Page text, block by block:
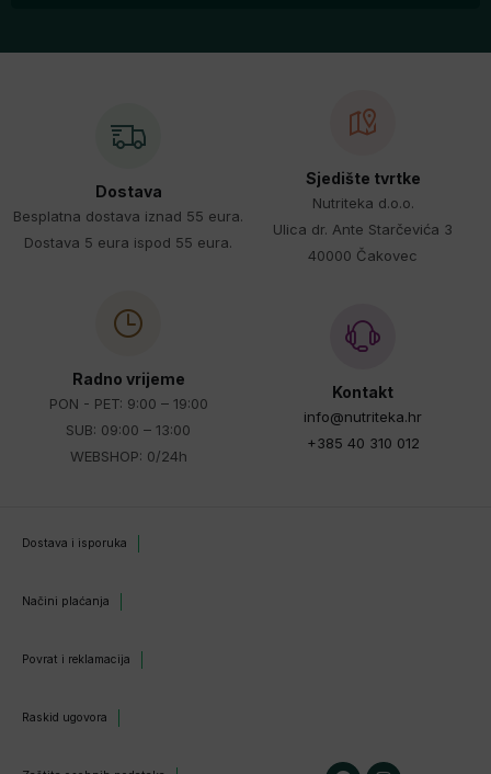
Dostava
Besplatna dostava iznad 55 eura.
Dostava 5 eura ispod 55 eura.
Sjedište tvrtke
Nutriteka d.o.o.
Ulica dr. Ante Starčevića 3
40000 Čakovec
Radno vrijeme
PON - PET: 9:00 – 19:00
SUB: 09:00 – 13:00
WEBSHOP: 0/24h
Kontakt
info@nutriteka.hr
+385 40 310 012
Dostava i isporuka
Načini plaćanja
Povrat i reklamacija
Raskid ugovora